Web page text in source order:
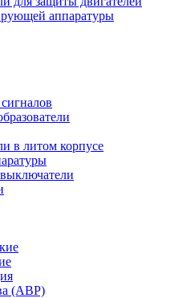
аппаратуры
в литом корпусе
(АВР)